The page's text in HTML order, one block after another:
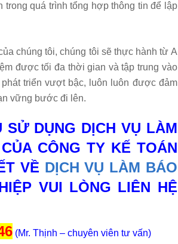
quá trình tổng hợp thông tin để lập
chúng tôi, chúng tôi sẽ thực hành từ A
được tối đa thời gian và tập trung vào
triển vượt bậc, luôn luôn được đảm
vững bước đi lên.
SỬ DỤNG DỊCH VỤ LÀM
CÔNG TY KẾ TOÁN
VỀ DỊCH VỤ LÀM BÁO
VUI LÒNG LIÊN HỆ
(Mr. Thịnh – chuyên viên tư vấn)